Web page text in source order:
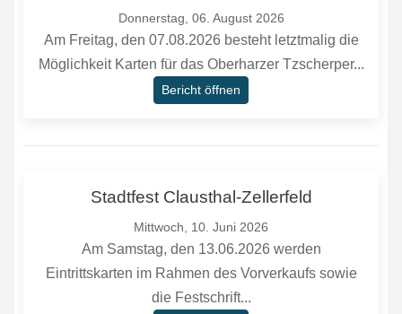
Donnerstag, 06. August 2026
Am Freitag, den 07.08.2026 besteht letztmalig die
Möglichkeit Karten für das Oberharzer Tzscherper...
Bericht öffnen
Stadtfest Clausthal-Zellerfeld
Mittwoch, 10. Juni 2026
Am Samstag, den 13.06.2026 werden
Eintrittskarten im Rahmen des Vorverkaufs sowie
die Festschrift...